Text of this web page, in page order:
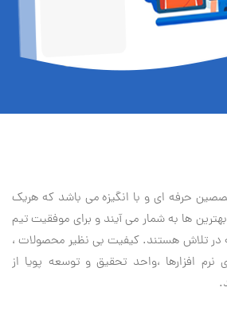
حرفه ای و با انگیزه می باشد که هریک
ها به شمار می آیند و برای موفقیت تيم
در تلاش هستند. کیفیت بی نظير محصولات ،
نرم افزارها ،واحد تحقیق و توسعه پویا از